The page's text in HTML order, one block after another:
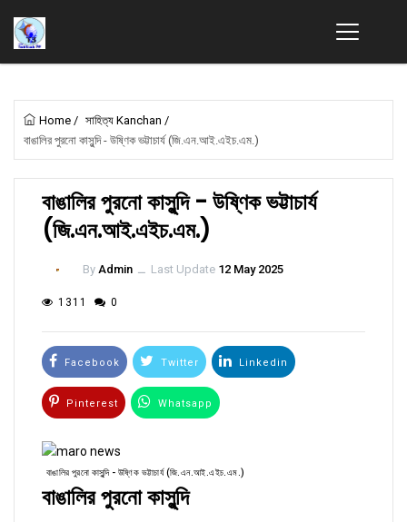
Home / সাহিত্য Kanchan /
বাঙালির পুরনো কাসুন্দি - উষ্ণিক ভট্টাচার্য (জি.এন.আই.এইচ.এম.)
বাঙালির পুরনো কাসুন্দি - উষ্ণিক ভট্টাচার্য
(জি.এন.আই.এইচ.এম.)
By Admin ــ Last Update 12 May 2025
1311 0
Facebook Twitter Linkedin
Pinterest Whatsapp
বাঙালির পুরনো কাসুন্দি - উষ্ণিক ভট্টাচার্য (জি.এন.আই.এইচ.এম.)
বাঙালির পুরনো কাসুন্দি